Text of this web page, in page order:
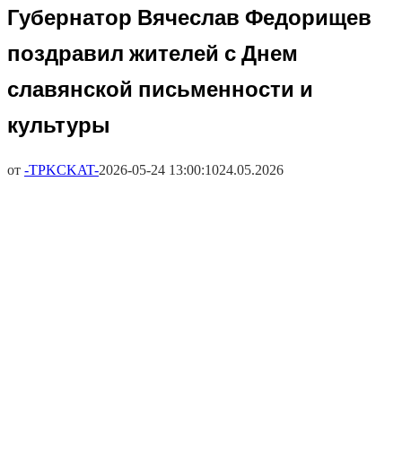
Губернатор Вячеслав Федорищев
поздравил жителей с Днем
славянской письменности и
культуры
от -TPKCKAT-2026-05-24 13:00:1024.05.2026